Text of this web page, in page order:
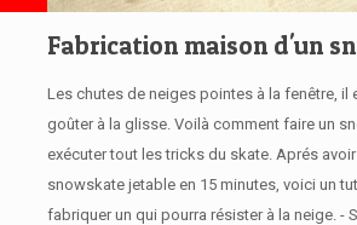
Fabrication maison d'un
Les chutes de neiges pointes à la fenêtre, il
goûter à la glisse. Voilà comment faire un
exécuter tout les tricks du skate. Aprés
snowskate jetable en 15 minutes, voici un
fabriquer un qui pourra résister à la neige. -